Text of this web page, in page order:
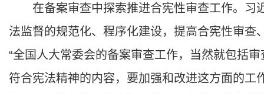
在备案审查中探索推进合宪性审查工作。习
法监督的规范化、程序化建设，提高合宪性审查
“全国人大常委会的备案审查工作，当然就包括
符合宪法精神的内容，要加强和改进这方面的工